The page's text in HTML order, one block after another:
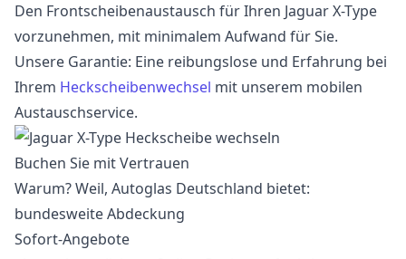
Den Frontscheibenaustausch für Ihren Jaguar X-Type
vorzunehmen, mit minimalem Aufwand für Sie.
Unsere Garantie: Eine reibungslose und Erfahrung bei
Ihrem Heckscheibenwechsel mit unserem mobilen
Austauschservice.
Buchen Sie mit Vertrauen
Warum? Weil, Autoglas Deutschland bietet:
bundesweite Abdeckung
Sofort-Angebote